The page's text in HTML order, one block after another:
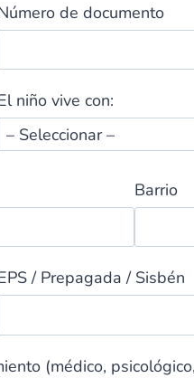
de documento
niño vive con:
Barrio
/ Prepagada / Sisbén
(médico,